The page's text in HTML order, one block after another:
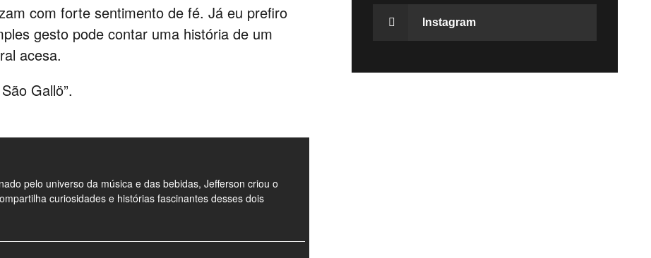
com forte sentimento de fé. Já eu prefiro
gesto pode contar uma história de um
acesa.
Gallö”.
pelo universo da música e das bebidas, Jefferson criou o
curiosidades e histórias fascinantes desses dois
Instagram